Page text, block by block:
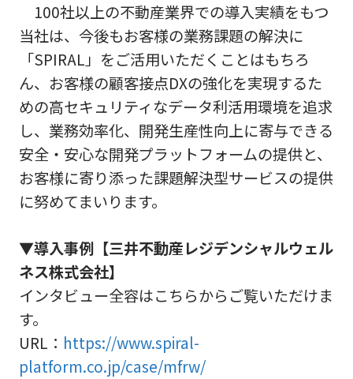
100社以上の不動産業界での導入実績をもつ
当社は、今後もお客様の業務課題の解決に
「SPIRAL」をご活用いただくことはもちろ
ん、お客様の顧客接点DXの強化を実現するた
めの高セキュリティなデータ利活用環境を追求
し、業務効率化、開発生産性向上に寄与できる
安全・安心な開発プラットフォームの提供と、
お客様に寄り添った課題解決型サービスの提供
に努めてまいります。
▼導入事例【三井不動産レジデンシャルウェル
ネス株式会社】
インタビュー全容はこちらからご覧いただけま
す。
URL： https://www.spiral-
platform.co.jp/case/mfrw/